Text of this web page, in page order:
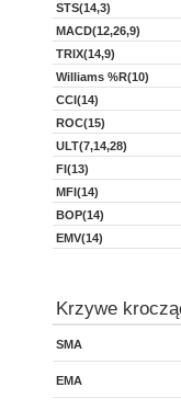
STS(14,3)
MACD(12,26,9)
TRIX(14,9)
Williams %R(10)
CCI(14)
ROC(15)
ULT(7,14,28)
FI(13)
MFI(14)
BOP(14)
EMV(14)
Krzywe
SMA
EMA